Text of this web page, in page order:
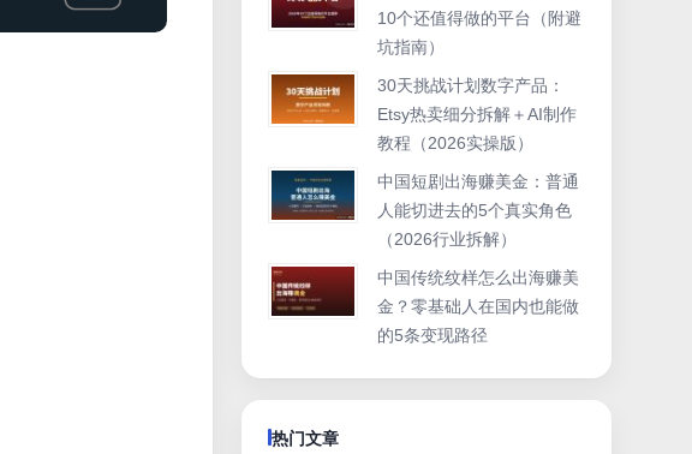
10个还值得做的平台（附避
坑指南）
30天挑战计划数字产品：
Etsy热卖细分拆解＋AI制作
教程（2026实操版）
中国短剧出海赚美金：普通
人能切进去的5个真实角色
（2026行业拆解）
中国传统纹样怎么出海赚美
金？零基础人在国内也能做
的5条变现路径
热门文章